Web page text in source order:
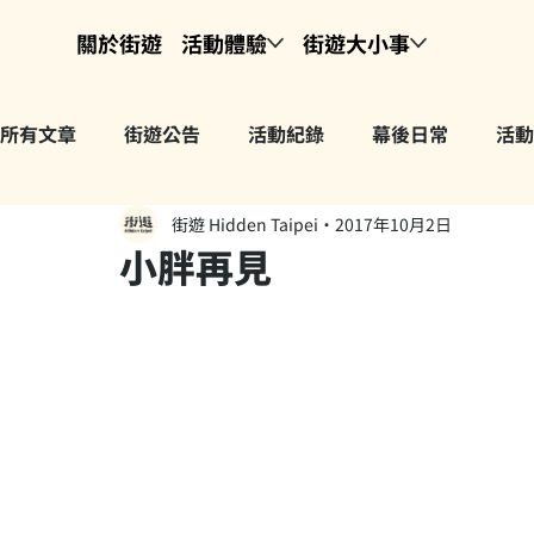
關於街遊 活動體驗 街遊大小事
所有文章 街遊公告 活動紀錄 幕後日常 活
小胖再見
街遊 Hidden Taipei 2017年10月2日